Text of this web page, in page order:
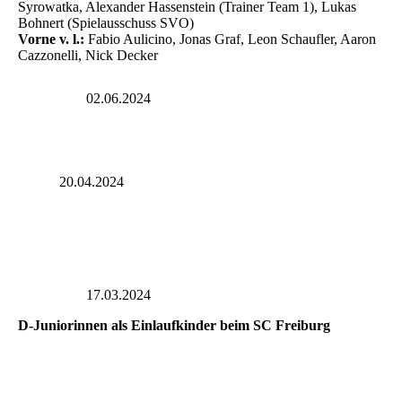
Syrowatka, Alexander Hassenstein (Trainer Team 1), Lukas
Bohnert (Spielausschuss SVO)
Vorne v. l.: Fabio Aulicino, Jonas Graf, Leon Schaufler, Aaron
Cazzonelli, Nick Decker
02.06.2024
20.04.2024
17.03.2024
D-Juniorinnen als Einlaufkinder beim SC Freiburg